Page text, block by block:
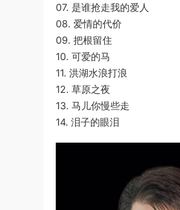
07. 是谁抢走我的爱人
08. 爱情的代价
09. 把根留住
10. 可爱的马
11. 洪湖水浪打浪
12. 草原之夜
13. 马儿你慢些走
14. 泪子的眼泪